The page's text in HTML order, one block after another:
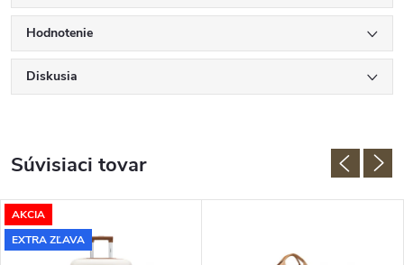
Hodnotenie
Diskusia
Súvisiaci tovar
AKCIA
EXTRA ZĽAVA